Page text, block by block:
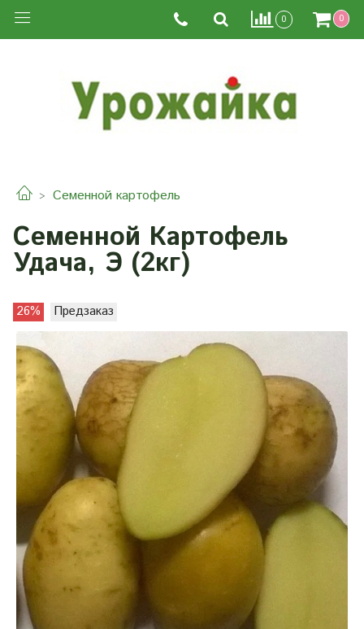
0 0
Семенной картофель
Семенной Картофель
Удача, Э (2кг)
26% Предзаказ